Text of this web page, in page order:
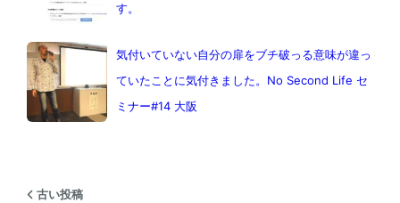
す。
気付いていない自分の扉をブチ破っる意味が違っ
ていたことに気付きました。No Second Life セ
ミナー#14 大阪
古い投稿